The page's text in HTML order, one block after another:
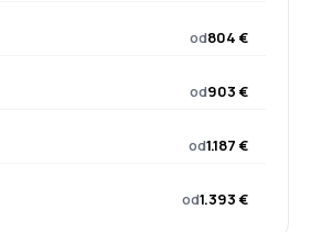
od804 €
od903 €
od1.187 €
od1.393 €